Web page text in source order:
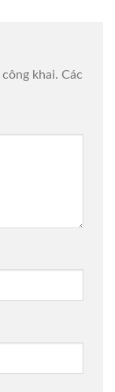
khai. Các